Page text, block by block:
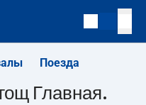
Поезда
Главная.